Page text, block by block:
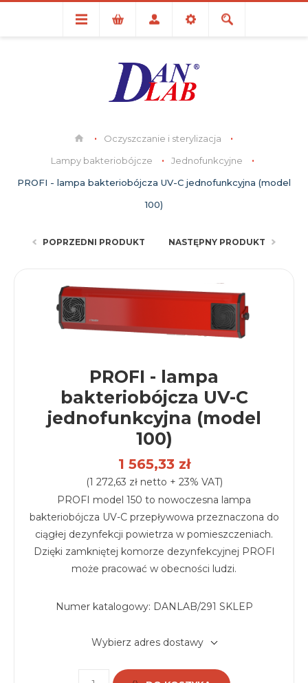
Oczyszczanie i sterylizacja
Lampy bakteriobójcze
Jednofunkcyjne
PROFI - lampa bakteriobójcza UV-C jednofunkcyjna (model
100)
POPRZEDNI PRODUKT NASTĘPNY PRODUKT
PROFI - lampa
bakteriobójcza UV-C
jednofunkcyjna (model
100)
1 565,33 zł
(1 272,63 zł netto + 23% VAT)
PROFI model 150 to nowoczesna lampa
bakteriobójcza UV-C przepływowa przeznaczona do
ciągłej dezynfekcji powietrza w pomieszczeniach.
Dzięki zamkniętej komorze dezynfekcyjnej PROFI
może pracować w obecności ludzi.
Numer katalogowy: DANLAB/291 SKLEP
Wybierz adres dostawy